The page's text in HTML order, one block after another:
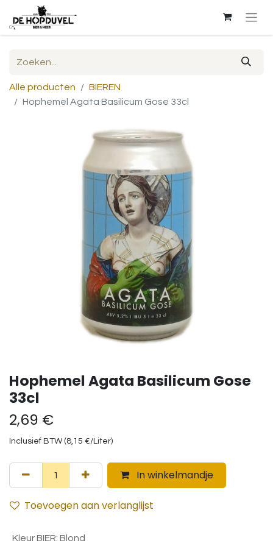
Alle producten
BIEREN
Hophemel Agata Basilicum Gose 33cl
Hophemel Agata Basilicum Gose
33cl
2,69 €
Inclusief BTW (8,15 €/Liter)
In winkelmandje
Toevoegen aan verlanglijst
Kleur BIER: Blond